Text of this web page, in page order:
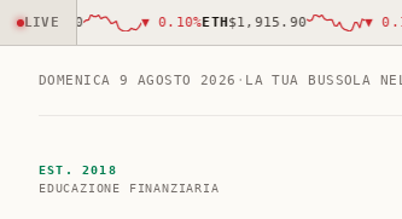
LIVE ▼ 0.10%ETH$1,915.90 ▼ 0.10%
DOMENICA 9 AGOSTO 2026 · LA TUA BUSSOLA
EST. 2018
EDUCAZIONE FINANZIARIA